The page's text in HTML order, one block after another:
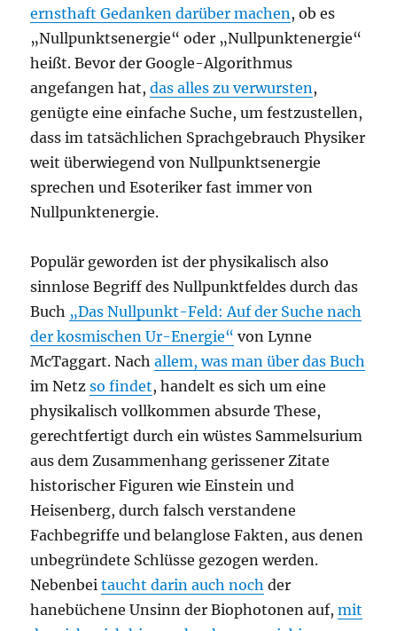
ernsthaft Gedanken darüber machen, ob es
„Nullpunktsenergie“ oder „Nullpunktenergie“
heißt. Bevor der Google-Algorithmus
angefangen hat,das alles zu verwursten,
genügte eine einfache Suche, um festzustellen,
dass im tatsächlichen Sprachgebrauch Physiker
weit überwiegend von Nullpunktsenergie
sprechen und Esoteriker fast immer von
Nullpunktenergie.
Populär geworden ist der physikalisch also
sinnlose Begriff des Nullpunktfeldes durch das
Buch „Das Nullpunkt-Feld: Auf der Suche nach
der kosmischen Ur-Energie“ von Lynne
McTaggart. Nachallem, was man über das Buch
im Netzso findet, handelt es sich um eine
physikalisch vollkommen absurde These,
gerechtfertigt durch ein wüstes Sammelsurium
aus dem Zusammenhang gerissener Zitate
historischer Figuren wie Einstein und
Heisenberg, durch falsch verstandene
Fachbegriffe und belanglose Fakten, aus denen
unbegründete Schlüsse gezogen werden.
Nebenbeitaucht darin auch noch der
hanebüchene Unsinn der Biophotonen auf,mit